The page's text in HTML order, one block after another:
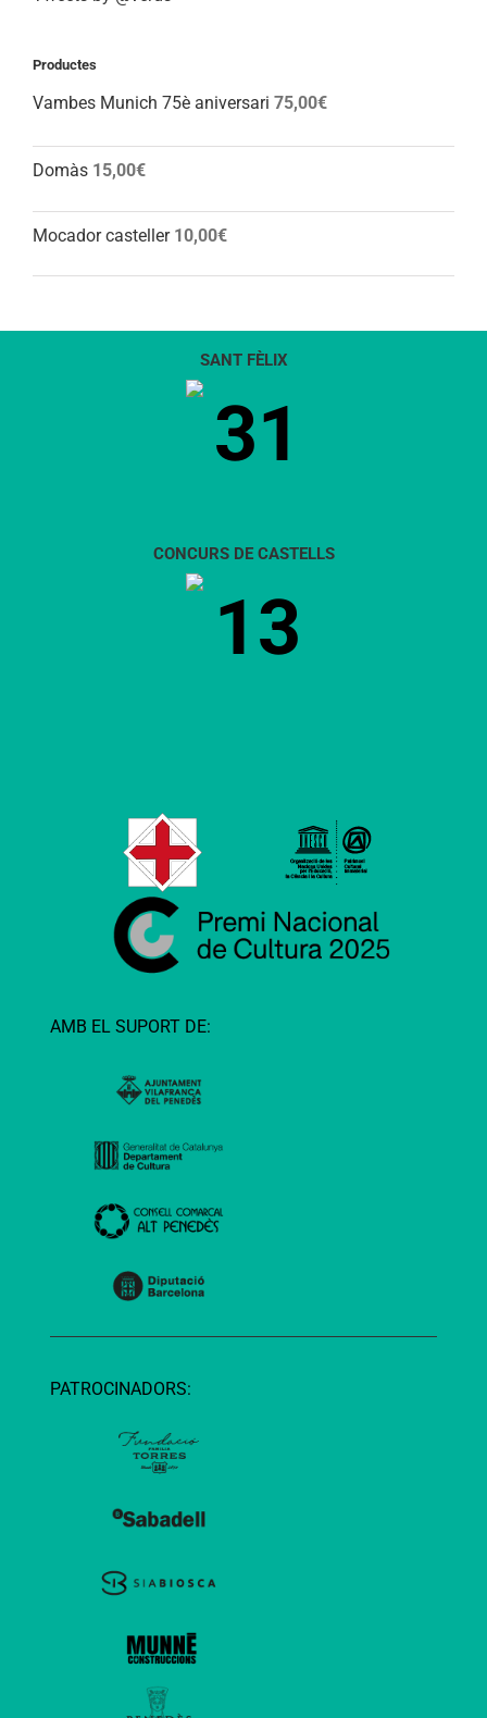
Productes
Vambes Munich 75è aniversari 75,00€
Domàs 15,00€
Mocador casteller 10,00€
SANT FÈLIX
31
CONCURS DE CASTELLS
13
AMB EL SUPORT DE:
PATROCINADORS: